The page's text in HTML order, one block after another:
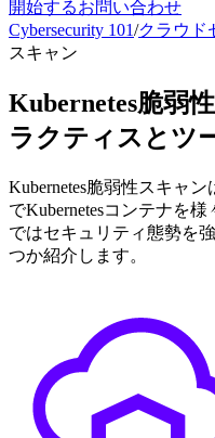
開始するお問い合わせ
Cybersecurity 101/クラウド
スキャン
Kubernetes脆弱
ラクティスとツ
Kubernetes脆弱性スキャ
でKubernetesコンテナを
ではセキュリティ態勢を
つか紹介します。